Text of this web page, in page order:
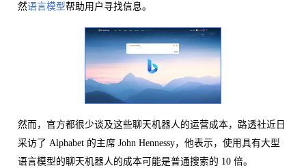
然语言模型帮助用户寻找信息。
然而，官方都很少谈及这些聊天机器人的运营成本，路透社近日
采访了 Alphabet 的主席 John Hennessy，他表示，使用具有大型
语言模型的聊天机器人的成本可能是普通搜索的 10 倍。